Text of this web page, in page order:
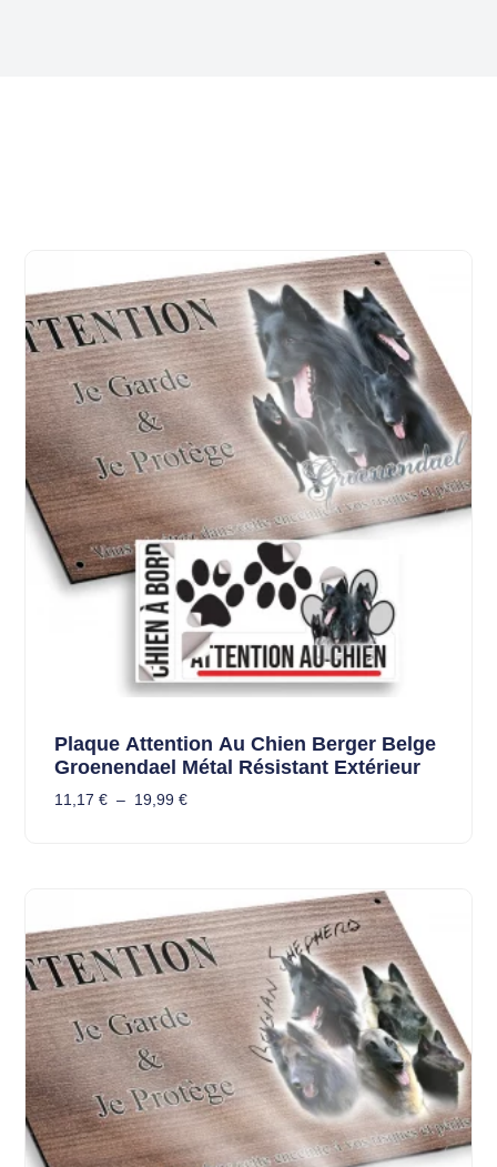
Plaque Attention Au Chien Berger Belge
Groenendael Métal Résistant Extérieur
11,17 € – 19,99 €